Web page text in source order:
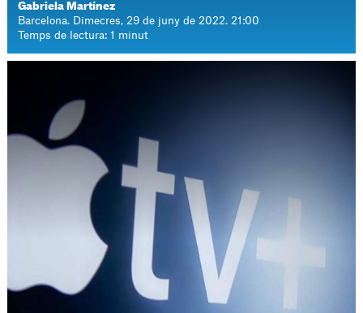
Gabriela Martínez
Barcelona. Dimecres, 29 de juny de 2022. 21:00
Temps de lectura: 1 minut